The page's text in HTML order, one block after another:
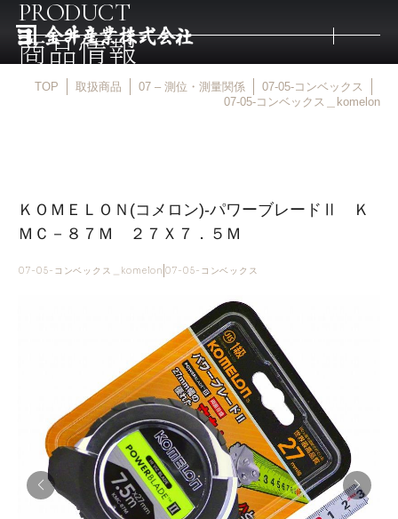
取扱メーカー
金井産業の強み
お知らせ
採用情報
PRODUCT
商品情報
TOP 取扱商品 07 – 測位・測量関係
07-05-コンベックス
07-05-コンベックス＿komelon
ＫＯＭＥＬＯＮ(コメロン)-パワーブレードⅡ Ｋ
ＭＣ－８７Ｍ ２７Ｘ７．５Ｍ
07-05-コンベックス＿komelon 07-05-コンベックス